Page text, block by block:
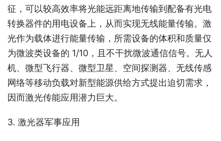
征，可以较高效率将光能远距离地传输到配备有光电
转换器件的用电设备上，从而实现无线能量传输。激
光作为载体进行能量传输，所需设备的体积和质量仅
为微波类设备的 1/10，且不干扰微波通信信号。无人
机、微型飞行器、微型卫星、空间探测器、无线传感
网络等移动负载对新型能源供给方式提出迫切需求，
因而激光传能应用潜力巨大。
3. 激光器军事应用